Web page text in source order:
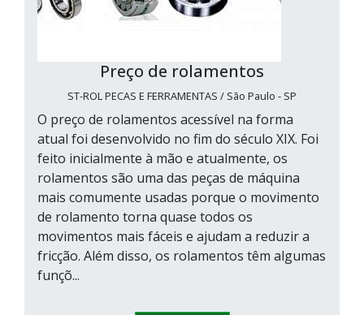
Preço de rolamentos
ST-ROL PECAS E FERRAMENTAS / São Paulo - SP
O preço de rolamentos acessível na forma
atual foi desenvolvido no fim do século XIX. Foi
feito inicialmente à mão e atualmente, os
rolamentos são uma das peças de máquina
mais comumente usadas porque o movimento
de rolamento torna quase todos os
movimentos mais fáceis e ajudam a reduzir a
fricção. Além disso, os rolamentos têm algumas
funçõ...